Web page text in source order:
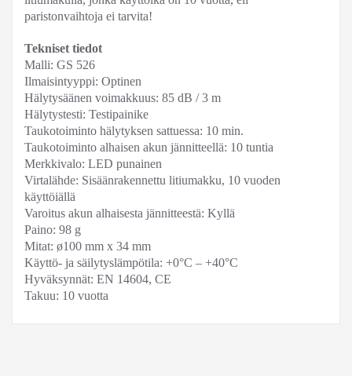
paristonvaihtoja ei tarvita!
Tekniset tiedot
Malli: GS 526
Ilmaisintyyppi: Optinen
Hälytysäänen voimakkuus: 85 dB / 3 m
Hälytystesti: Testipainike
Taukotoiminto hälytyksen sattuessa: 10 min.
Taukotoiminto alhaisen akun jännitteellä: 10 tuntia
Merkkivalo: LED punainen
Virtalähde: Sisäänrakennettu litiumakku, 10 vuoden
käyttöiällä
Varoitus akun alhaisesta jännitteestä: Kyllä
Paino: 98 g
Mitat: ø100 mm x 34 mm
Käyttö- ja säilytyslämpötila: +0°C – +40°C
Hyväksynnät: EN 14604, CE
Takuu: 10 vuotta